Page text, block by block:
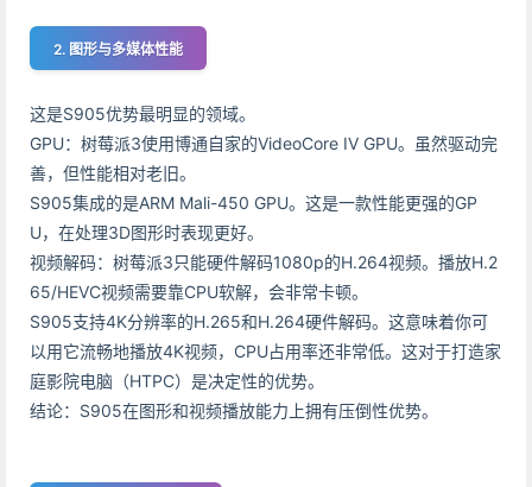
2. 图形与多媒体性能
这是S905优势最明显的领域。
GPU：树莓派3使用博通自家的VideoCore IV GPU。虽然驱动完
善，但性能相对老旧。
S905集成的是ARM Mali-450 GPU。这是一款性能更强的GP
U，在处理3D图形时表现更好。
视频解码：树莓派3只能硬件解码1080p的H.264视频。播放H.2
65/HEVC视频需要靠CPU软解，会非常卡顿。
S905支持4K分辨率的H.265和H.264硬件解码。这意味着你可
以用它流畅地播放4K视频，CPU占用率还非常低。这对于打造家
庭影院电脑（HTPC）是决定性的优势。
结论：S905在图形和视频播放能力上拥有压倒性优势。